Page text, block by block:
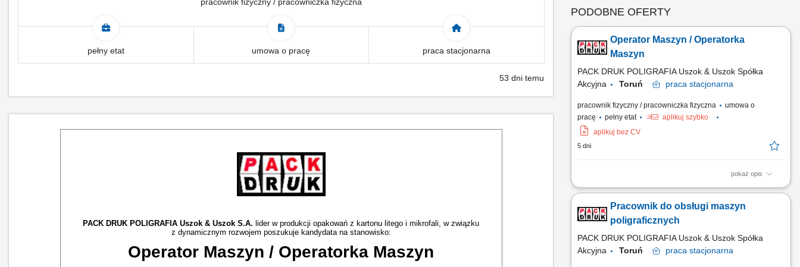
pełny etat umowa o pracę praca stacjonarna
53 dni temu
PACK DRUK POLIGRAFIA Uszok & Uszok S.A. lider w produkcji opakowań z kartonu litego i mikrofali, w związku
z dynamicznym rozwojem poszukuje kandydata na stanowisko:
Operator Maszyn / Operatorka Maszyn
PODOBNE OFERTY
Operator Maszyn / Operatorka
Maszyn
PACK DRUK POLIGRAFIA Uszok & Uszok Spółka
Akcyjna
Toruń praca stacjonarna
pracownik fizyczny / pracowniczka fizyczna
umowa o
pracę
pełny etat
aplikuj szybko
aplikuj bez CV
5 dni
pokaż opis
Opis obowiązków: Nadzór nad pracą maszyn i urządzeń na
gotowych wyrobów. Dbałość o organizację i estetykę
stanowiska pracy.
Pracownik do obsługi maszyn
poligraficznych
PACK DRUK POLIGRAFIA Uszok & Uszok Spółka
Akcyjna
Toruń praca stacjonarna